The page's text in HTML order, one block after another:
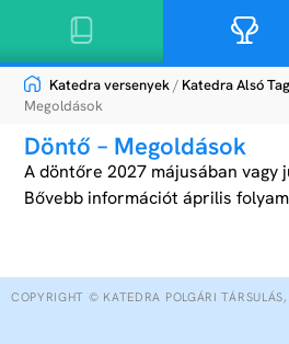
Katedra versenyek/ Katedra Alsó
Megoldások
Döntő – Megoldások
A döntőre 2027 májusában vagy
Bővebb információt április
COPYRIGHT © KATEDRA POLGÁRI